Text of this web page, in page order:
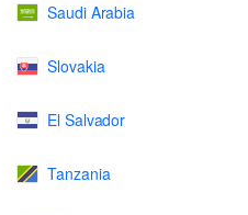
Saudi Arabia
Slovakia
El Salvador
Tanzania